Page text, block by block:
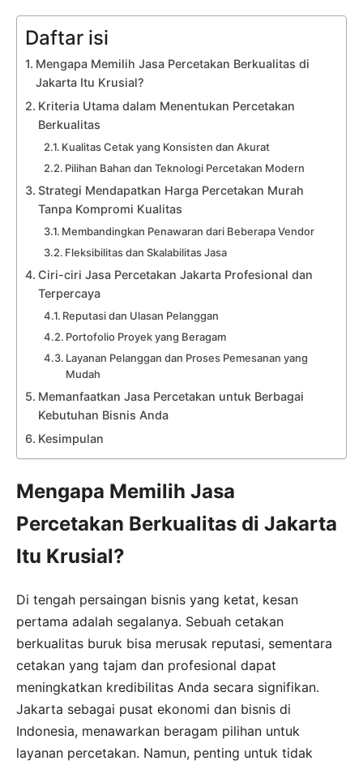
Daftar isi
Mengapa Memilih Jasa Percetakan Berkualitas di
Jakarta Itu Krusial?
Kriteria Utama dalam Menentukan Percetakan
Berkualitas
Kualitas Cetak yang Konsisten dan Akurat
Pilihan Bahan dan Teknologi Percetakan Modern
Strategi Mendapatkan Harga Percetakan Murah
Tanpa Kompromi Kualitas
Membandingkan Penawaran dari Beberapa Vendor
Fleksibilitas dan Skalabilitas Jasa
Ciri-ciri Jasa Percetakan Jakarta Profesional dan
Terpercaya
Reputasi dan Ulasan Pelanggan
Portofolio Proyek yang Beragam
Layanan Pelanggan dan Proses Pemesanan yang
Mudah
Memanfaatkan Jasa Percetakan untuk Berbagai
Kebutuhan Bisnis Anda
Kesimpulan
Mengapa Memilih Jasa
Percetakan Berkualitas di Jakarta
Itu Krusial?
Di tengah persaingan bisnis yang ketat, kesan
pertama adalah segalanya. Sebuah cetakan
berkualitas buruk bisa merusak reputasi, sementara
cetakan yang tajam dan profesional dapat
meningkatkan kredibilitas Anda secara signifikan.
Jakarta sebagai pusat ekonomi dan bisnis di
Indonesia, menawarkan beragam pilihan untuk
layanan percetakan. Namun, penting untuk tidak